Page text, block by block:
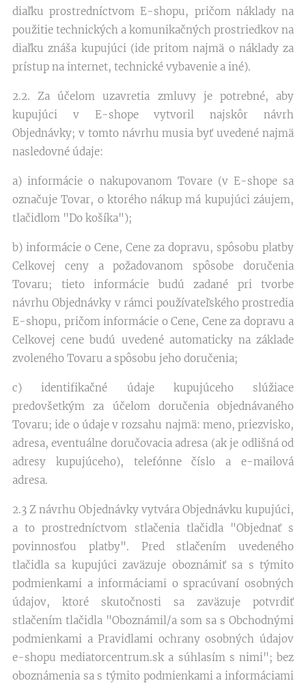
diaľku prostredníctvom E-shopu, pričom náklady na
použitie technických a komunikačných prostriedkov na
diaľku znáša kupujúci (ide pritom najmä o náklady za
prístup na internet, technické vybavenie a iné).
2.2. Za účelom uzavretia zmluvy je potrebné, aby
kupujúci v E-shope vytvoril najskôr návrh
Objednávky; v tomto návrhu musia byť uvedené najmä
nasledovné údaje:
a) informácie o nakupovanom Tovare (v E-shope sa
označuje Tovar, o ktorého nákup má kupujúci záujem,
tlačidlom "Do košíka");
b) informácie o Cene, Cene za dopravu, spôsobu platby
Celkovej ceny a požadovanom spôsobe doručenia
Tovaru; tieto informácie budú zadané pri tvorbe
návrhu Objednávky v rámci používateľského prostredia
E-shopu, pričom informácie o Cene, Cene za dopravu a
Celkovej cene budú uvedené automaticky na základe
zvoleného Tovaru a spôsobu jeho doručenia;
c) identifikačné údaje kupujúceho slúžiace
predovšetkým za účelom doručenia objednávaného
Tovaru; ide o údaje v rozsahu najmä: meno, priezvisko,
adresa, eventuálne doručovacia adresa (ak je odlišná od
adresy kupujúceho), telefónne číslo a e-mailová
adresa.
2.3 Z návrhu Objednávky vytvára Objednávku kupujúci,
a to prostredníctvom stlačenia tlačidla "Objednať s
povinnosťou platby". Pred stlačením uvedeného
tlačidla sa kupujúci zaväzuje oboznámiť sa s týmito
podmienkami a informáciami o spracúvaní osobných
údajov, ktoré skutočnosti sa zaväzuje potvrdiť
stlačením tlačidla "Oboznámil/a som sa s Obchodnými
podmienkami a Pravidlami ochrany osobných údajov
e-shopu mediatorcentrum.sk a súhlasím s nimi"; bez
oboznámenia sa s týmito podmienkami a informáciami